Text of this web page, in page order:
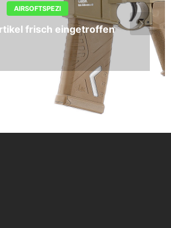
AIRSOFTSPEZI
frisch eingetroffen